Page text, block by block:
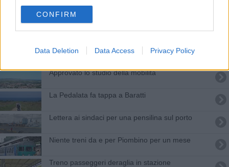
CONFIRM
Data Deletion Data Access Privacy Policy
Adottato il Piano Operativo comunale
Furto alla stazione, rubato il portafoglio
Approvato lo studio della mobilità
La Pedalata fa tappa a Baratti
Lettera ai sindaci per una pensilina sul porto
Niente treni da e per Piombino per un mese
Treno passeggeri deraglia in stazione